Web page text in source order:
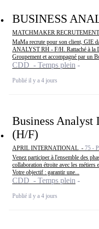
BUSINESS
MATCHMAKER
MaMa recrute pour son client, GIE
ANALYST RH - F/H. Rattaché à la
Groupement et accompagné par un
CDD - Temps plein
Publié il y a 4 jours
Business
(H/F)
APRIL INTERNATIONAL - 75 -
Venez participer à l'ensemble des
collaboration étroite avec les métiers
Votre objectif : garantir une...
CDD - Temps plein
Publié il y a 4 jours